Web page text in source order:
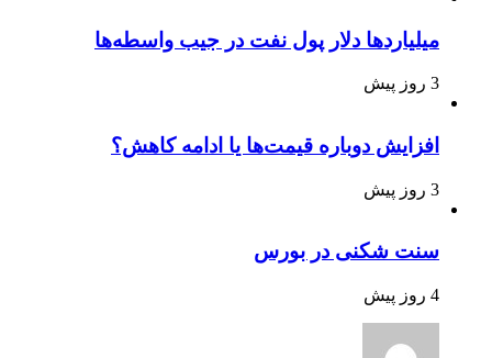
میلیاردها دلار پول نفت در جیب واسطه‌ها
3 روز پیش
افزایش دوباره قیمت‌ها یا ادامه کاهش؟
3 روز پیش
سنت شکنی در بورس
4 روز پیش